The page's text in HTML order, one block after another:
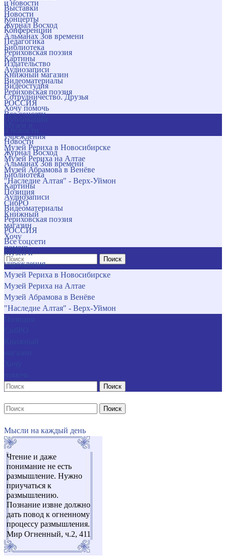
и новости
Новости
Журнал Восход
Альманах Зов времени
Библиотека
Картины
Аудиозаписи
Видеоматериалы
Рериховская поэзия
РОССИЯ
Все соцсети
учреждения
Музей Рериха в Новосибирске
Музей Рериха на Алтае
Музей Абрамова в Венёве
"Наследие Алтая" - Верх-Уймон
Позиция
СибРО
Книжный
магазин
Хочу
помочь
Поиск
Выставки
Концерты
Конференции
Педагогика
Рериховская поэзия
Издательство
Книжный магазин
Видеостудия
Сотрудничество. Друзья
Хочу помочь
Новости
Журнал Восход
Альманах Зов времени
Библиотека
Картины
Аудиозаписи
Видеоматериалы
Рериховская поэзия
РОССИЯ
Все соцсети
Музеи и
учреждения
Музей Рериха в Новосибирске
Музей Рериха на Алтае
Музей Абрамова в Венёве
"Наследие Алтая" - Верх-Уймон
Поиск
Поиск
Мысли на каждый день
Чтение и даже
понимание не есть
размышление. Нужно
приучаться к
размышлению.
Познание извне должно
дать повод к огненному
процессу размышления.
Мир Огненный, ч.2, 411